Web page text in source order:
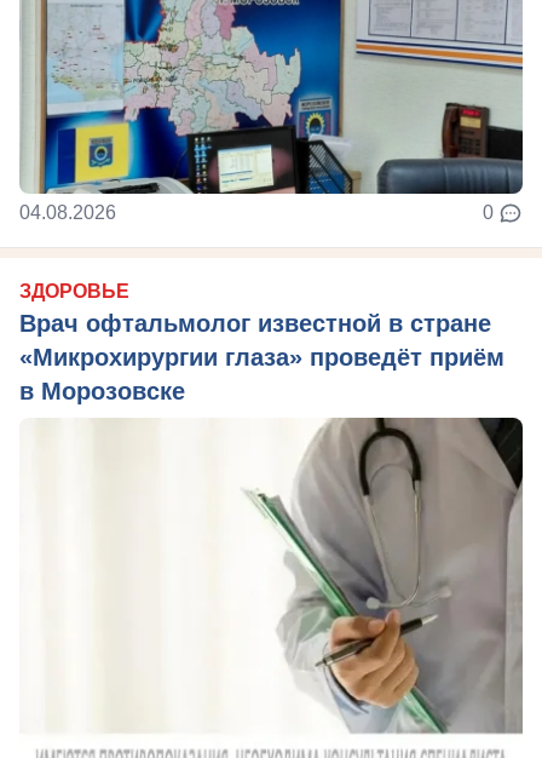
04.08.2026 0
ЗДОРОВЬЕ
Врач офтальмолог известной в стране
«Микрохирургии глаза» проведёт приём
в Морозовске